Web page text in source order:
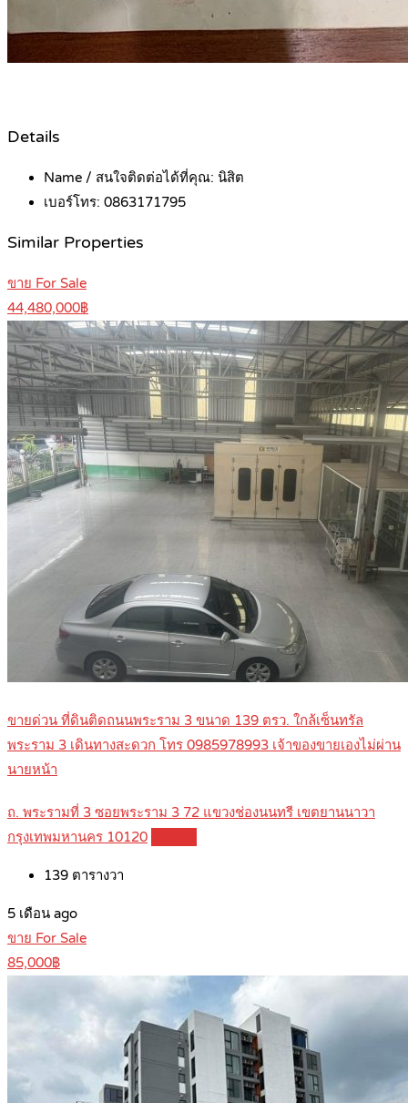
Details
Name / สนใจติดต่อได้ที่คุณ: นิสิต
เบอร์โทร: 0863171795
Similar Properties
ขาย For Sale
44,480,000฿
ขายด่วน ที่ดินติดถนนพระราม 3 ขนาด 139 ตรว. ใกล้เซ็นทรัล
พระราม 3 เดินทางสะดวก โทร 0985978993 เจ้าของขายเองไม่ผ่าน
นายหน้า
ถ. พระรามที่ 3 ซอยพระราม 3 72 แขวงช่องนนทรี เขตยานนาวา
กรุงเทพมหานคร 10120
139 ตารางวา
5 เดือน ago
ขาย For Sale
85,000฿